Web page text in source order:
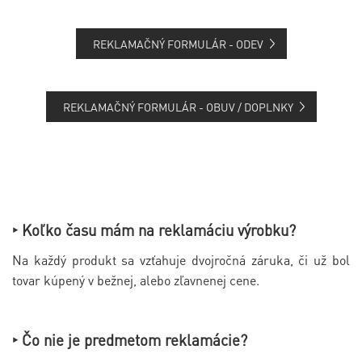
REKLAMAČNÝ FORMULÁR - ODEV
REKLAMAČNÝ FORMULÁR - OBUV / DOPLNKY
‣ Koľko času mám na reklamáciu výrobku?
Na každý produkt sa vzťahuje dvojročná záruka, či už bol
tovar kúpený v bežnej, alebo zľavnenej cene.
‣ Čo nie je predmetom reklamácie?